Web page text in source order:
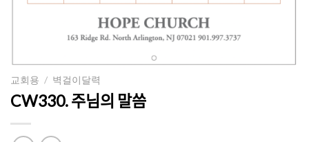
교회용 / 벽걸이달력
CW330. 주님의 말씀